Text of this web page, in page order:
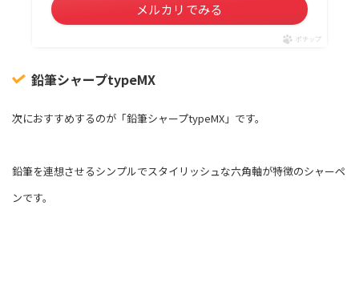
メルカリでみる
ポチップ
鉛筆シャープtypeMX
次におすすめするのが「鉛筆シャープtypeMX」です。
鉛筆を連想させるシンプルでスタイリッシュな六角軸が特徴のシャーペ
ンです。